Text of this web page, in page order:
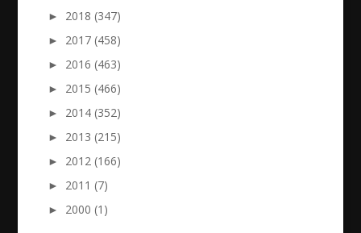
►
2018 (347)
►
2017 (458)
►
2016 (463)
►
2015 (466)
►
2014 (352)
►
2013 (215)
►
2012 (166)
►
2011 (7)
►
2000 (1)